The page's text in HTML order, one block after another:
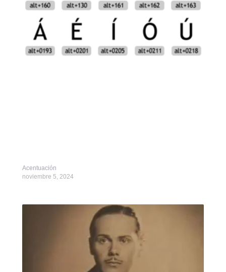
Acentuación
noviembre 5, 2024